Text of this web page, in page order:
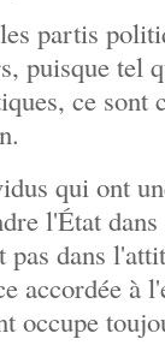
partis
puisque tel
ce sont
qui ont
l'État
pas dans
accordée à
occupe